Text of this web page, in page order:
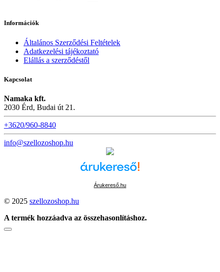
Információk
Általános Szerződési Feltételek
Adatkezelési tájékoztató
Elállás a szerződéstől
Kapcsolat
Namaka kft.
2030 Érd, Budai út 21.
+3620/960-8840
info@szellozoshop.hu
Árukereső.hu
© 2025 szellozoshop.hu
A termék hozzáadva az összehasonlításhoz.